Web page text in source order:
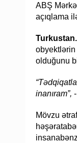
ABŞ
açıqlama
obyektlərin
olduğunu
inanıram”,
Mövzu